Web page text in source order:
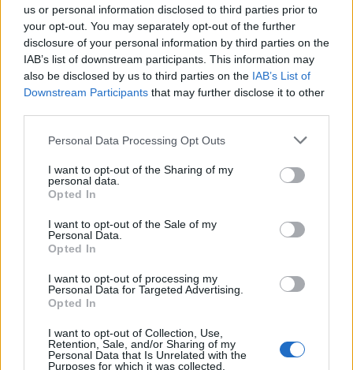
us or personal information disclosed to third parties prior to
your opt-out. You may separately opt-out of the further
disclosure of your personal information by third parties on the
IAB’s list of downstream participants. This information may
also be disclosed by us to third parties on the IAB’s List of
Downstream Participants that may further disclose it to other
Please note that this website/app uses one or more Google
not limited to your visit or usage behaviour. You may click to
grant or deny consent to Google and its third-party tags to
use your data for below specified purposes in below Google
consent section.
Personal Data Processing Opt Outs
I want to opt-out of the Sharing of my
personal data.
Opted In
I want to opt-out of the Sale of my
Personal Data.
Opted In
I want to opt-out of processing my
Personal Data for Targeted Advertising.
Opted In
I want to opt-out of Collection, Use,
Retention, Sale, and/or Sharing of my
Personal Data that Is Unrelated with the
Purposes for which it was collected.
Helyi hírek
A hőségben is védik a növényzetet Pakson
Helyi hírek